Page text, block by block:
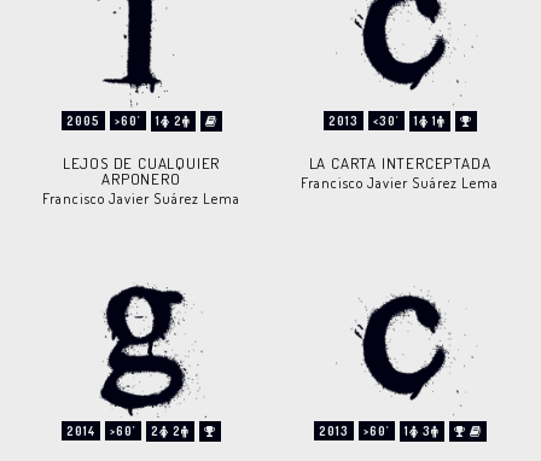
2005 >60' 1 2
LEJOS DE CUALQUIER
ARPONERO
Francisco Javier Suárez Lema
2013 <30' 1 1
LA CARTA INTERCEPTADA
Francisco Javier Suárez Lema
2014 >60' 2 2 2013 >60' 1 3